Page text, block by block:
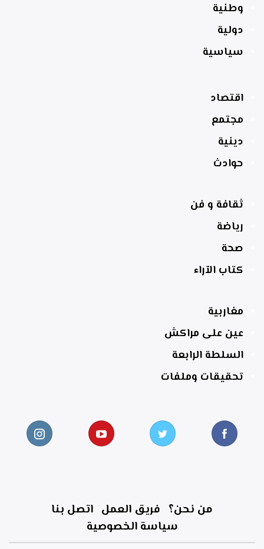
وطنية
دولية
سياسية
اقتصاد
مجتمع
دينية
حوادث
ثقافة و فن
رياضة
صحة
كتاب الآراء
مغاربية
عين على مراكش
السلطة الرابعة
تحقيقات وملفات
من نحن؟ فريق العمل اتصل بنا
سياسة الخصوصية